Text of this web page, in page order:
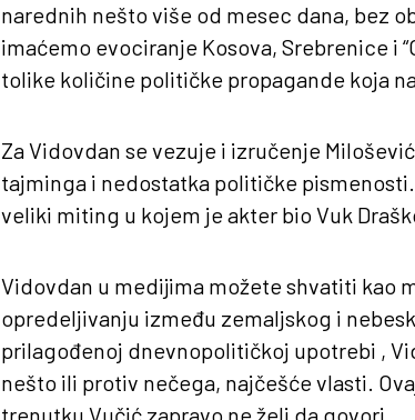
narednih nešto više od mesec dana, bez
imaćemo evociranje Kosova, Srebrenice i
tolike količine političke propagande koja
Za Vidovdan se vezuje i izručenje
tajminga i nedostatka političke
veliki miting u kojem je akter bio Vuk
Vidovdan u medijima možete shvatiti kao
opredeljivanju između zemaljskog i
prilagođenoj dnevnopolitičkoj upotrebi ,
nešto ili protiv nečega, najčešće vlasti.
trenutku Vučić zapravo ne želi da govori.